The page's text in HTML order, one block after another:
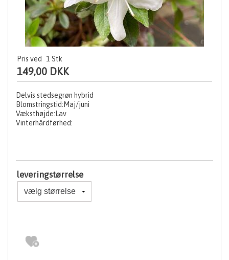
Pris ved 1 Stk
149,00 DKK
Delvis stedsegrøn hybrid
Blomstringstid:Maj/juni
Væksthøjde:Lav
Vinterhårdførhed:
leveringstørrelse